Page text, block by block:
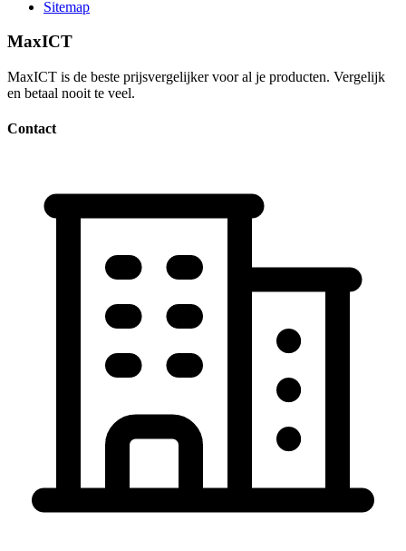
Sitemap
MaxICT
MaxICT is de beste prijsvergelijker voor al je producten. Vergelijk
en betaal nooit te veel.
Contact